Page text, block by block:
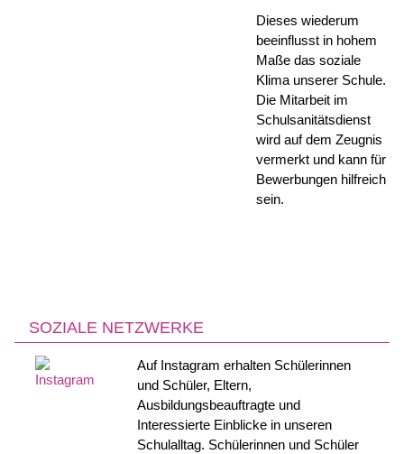
Dieses wiederum
beeinflusst in hohem
Maße das soziale
Klima unserer Schule.
Die Mitarbeit im
Schulsanitätsdienst
wird auf dem Zeugnis
vermerkt und kann für
Bewerbungen hilfreich
sein.
SOZIALE NETZWERKE
Auf Instagram erhalten Schülerinnen
und Schüler, Eltern,
Ausbildungsbeauftragte und
Interessierte Einblicke in unseren
Schulalltag. Schülerinnen und Schüler